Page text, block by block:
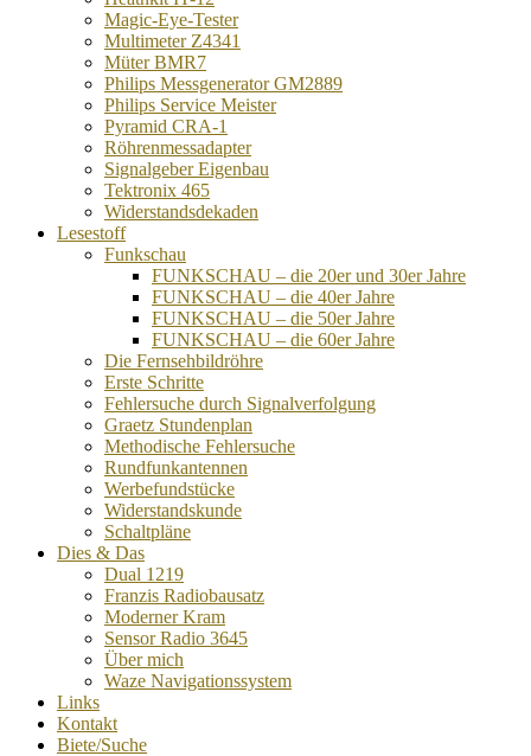
Magic-Eye-Tester
Multimeter Z4341
Müter BMR7
Philips Messgenerator GM2889
Philips Service Meister
Pyramid CRA-1
Röhrenmessadapter
Signalgeber Eigenbau
Tektronix 465
Widerstandsdekaden
Lesestoff
Funkschau
FUNKSCHAU – die 20er und 30er Jahre
FUNKSCHAU – die 40er Jahre
FUNKSCHAU – die 50er Jahre
FUNKSCHAU – die 60er Jahre
Die Fernsehbildröhre
Erste Schritte
Fehlersuche durch Signalverfolgung
Graetz Stundenplan
Methodische Fehlersuche
Rundfunkantennen
Werbefundstücke
Widerstandskunde
Schaltpläne
Dies & Das
Dual 1219
Franzis Radiobausatz
Moderner Kram
Sensor Radio 3645
Über mich
Waze Navigationssystem
Links
Kontakt
Biete/Suche